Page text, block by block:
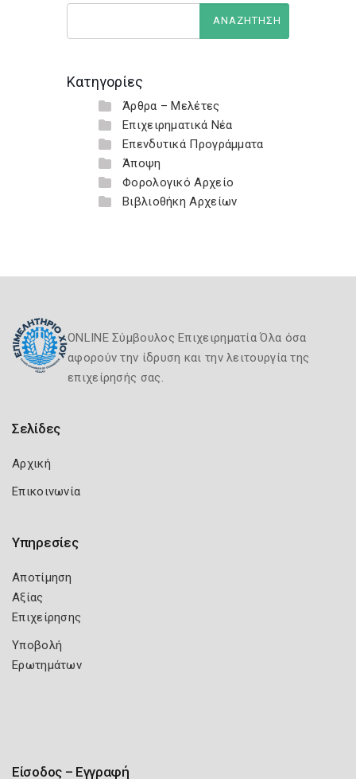
Κατηγορίες
Άρθρα – Μελέτες
Επιχειρηματικά Νέα
Επενδυτικά Προγράμματα
Άποψη
Φορολογικό Αρχείο
Βιβλιοθήκη Αρχείων
ONLINE Σύμβουλος Επιχειρηματία Όλα όσα
αφορούν την ίδρυση και την λειτουργία της
επιχείρησής σας.
Σελίδες
Αρχική
Επικοινωνία
Υπηρεσίες
Αποτίμηση
Αξίας
Επιχείρησης
Υποβολή
Ερωτημάτων
Είσοδος – Εγγραφή